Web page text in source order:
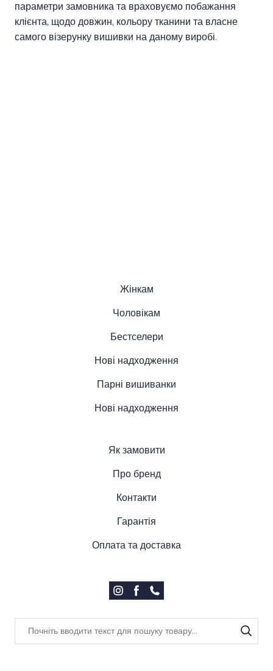
параметри замовника та враховуємо побажання
клієнта, щодо довжин, кольору тканини та власне
самого візерунку вишивки на даному виробі.
Жінкам
Чоловікам
Бестселери
Нові надходження
Парні вишиванки
Нові надходження
Як замовити
Про бренд
Контакти
Гарантія
Оплата та доставка